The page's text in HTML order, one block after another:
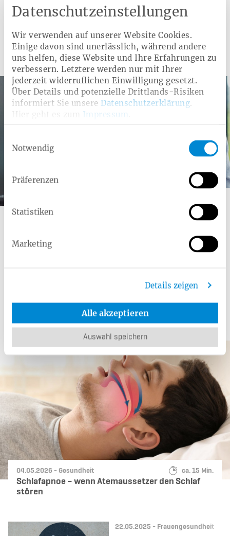
Datenschutzeinstellungen
Wir verwenden auf unserer Website Cookies.
Einige davon sind unerlässlich, während andere
uns helfen, diese Website und Ihre Erfahrungen zu
verbessern. Letztere werden nur mit Ihrer
jederzeit widerruflichen Einwilligung gesetzt.
Über Details und potenzielle Drittlands-Risiken
informiert Sie unsere Datenschutzerklärung.
Impressum
Notwendig
Präferenzen
Statistiken
Marketing
Details zeigen
Alle akzeptieren
Auswahl speichern
Weitere Angebote
Grippeschutzimpfung
mit Vorerkrankungen.
Ar­ti­kel aus dem Rat­ge­ber
Datum:
04.05.2026 - Kategorie:
Gesundheit Lesedauer:
ca. 15 Min.
Schlafapnoe – wenn Atemaussetzer den Schlaf
stören
Datum:
22.05.2025 - Kategorie:
Frauengesundheit